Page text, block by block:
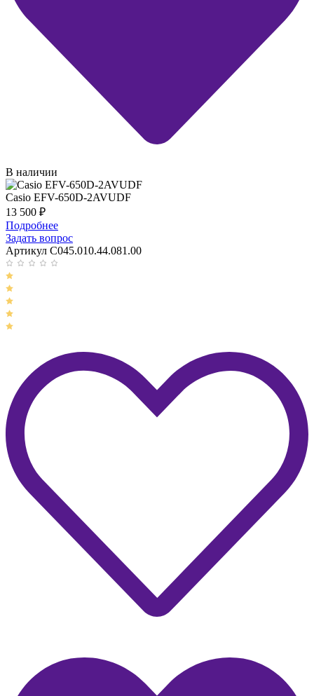
В наличии
Casio EFV-650D-2AVUDF
13 500 ₽
Подробнее
Задать вопрос
Артикул C045.010.44.081.00